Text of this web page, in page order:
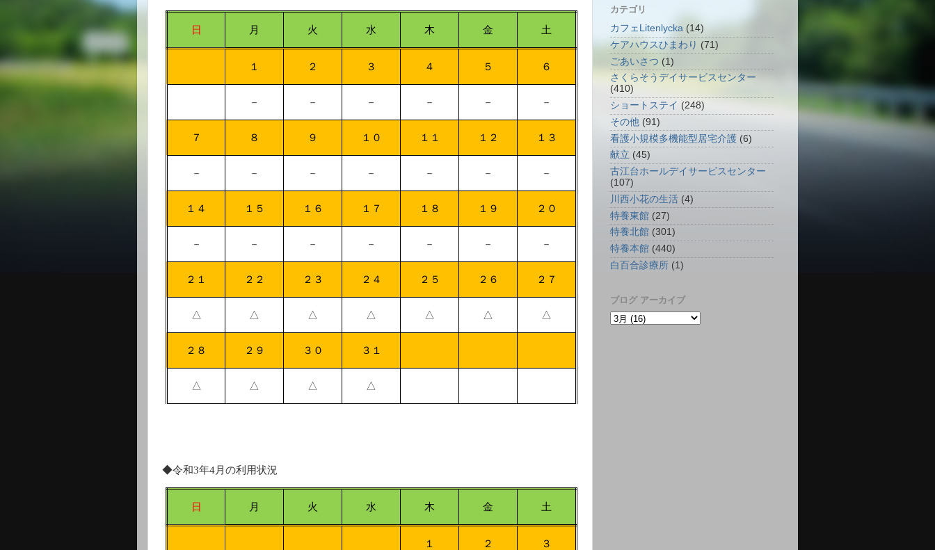
日 月 火 水 木 金 土
１ ２ ３ ４ ５ ６
－ － － － － －
７ ８ ９ １０ １１ １２ １３
－ － － － － － －
１４ １５ １６ １７ １８ １９ ２０
－ － － － － － －
２１ ２２ ２３ ２４ ２５ ２６ ２７
△ △ △ △ △ △ △
２８ ２９ ３０ ３１
△ △ △ △
◆令和3年4月の利用状況
日 月 火 水 木 金 土
１ ２ ３
カテゴリ
カフェLitenlycka (14)
ケアハウスひまわり (71)
ごあいさつ (1)
さくらそうデイサービスセンター
(410)
ショートステイ (248)
その他 (91)
看護小規模多機能型居宅介護 (6)
献立 (45)
古江台ホールデイサービスセンター
(107)
川西小花の生活 (4)
特養東館 (27)
特養北館 (301)
特養本館 (440)
白百合診療所 (1)
ブログ アーカイブ